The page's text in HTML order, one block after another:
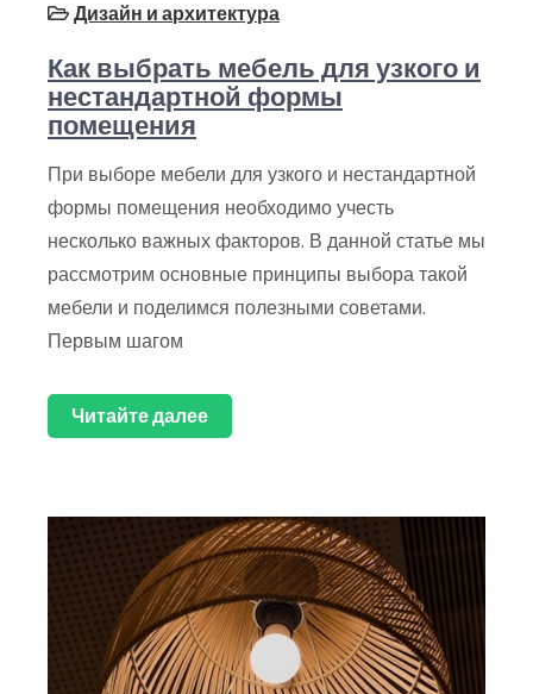
Дизайн и архитектура
Как выбрать мебель для узкого и
нестандартной формы
помещения
При выборе мебели для узкого и нестандартной
формы помещения необходимо учесть
несколько важных факторов. В данной статье мы
рассмотрим основные принципы выбора такой
мебели и поделимся полезными советами.
Первым шагом
Читайте далее